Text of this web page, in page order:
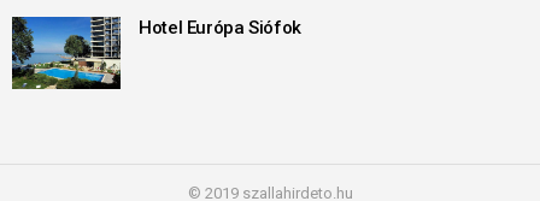
Hotel Európa Siófok
© 2019 szallahirdeto.hu